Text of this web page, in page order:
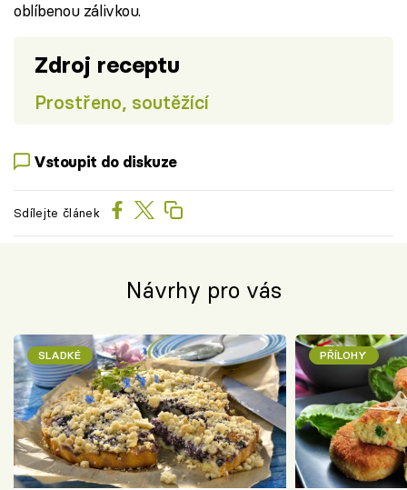
oblíbenou zálivkou.
Zdroj receptu
Prostřeno, soutěžící
Vstoupit do diskuze
Sdílejte článek
Návrhy pro vás
SLADKÉ PŘÍLOHY